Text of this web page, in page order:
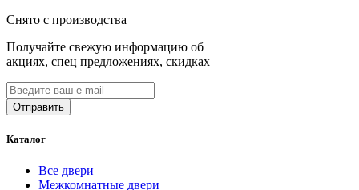
Снято с производства
Получайте свежую информацию об
акциях, спец предложениях, скидках
Каталог
Все двери
Межкомнатные двери